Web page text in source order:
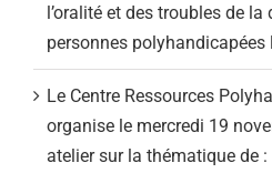
l’oralité et des troubles de
personnes polyhandicapées
Le Centre Ressources
organise le mercredi 19
atelier sur la thématique de :